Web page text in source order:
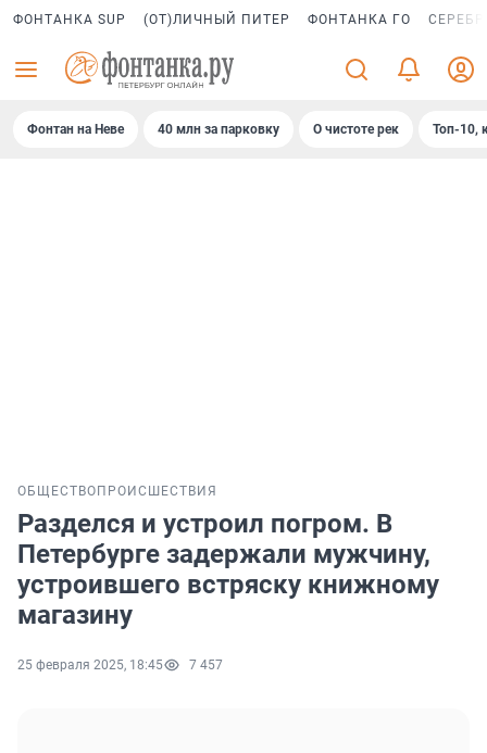
ФОНТАНКА SUP (ОТ)ЛИЧНЫЙ ПИТЕР ФОНТАНКА ГО
Фонтан на Неве 40 млн за парковку О чистоте рек Топ-10,
ОБЩЕСТВО ПРОИСШЕСТВИЯ
Разделся и устроил погром. В
Петербурге задержали мужчину,
устроившего встряску книжному
магазину
25 февраля 2025, 18:45 7 457